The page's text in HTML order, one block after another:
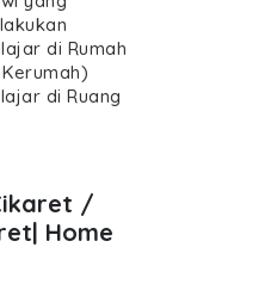
di Rumah
di Ruang
/
Home